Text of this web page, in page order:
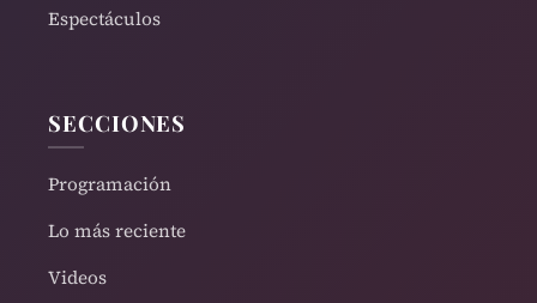
Espectáculos
SECCIONES
Programación
Lo más reciente
Videos